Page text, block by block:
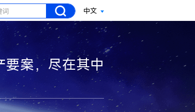
中文
要案，尽在其中